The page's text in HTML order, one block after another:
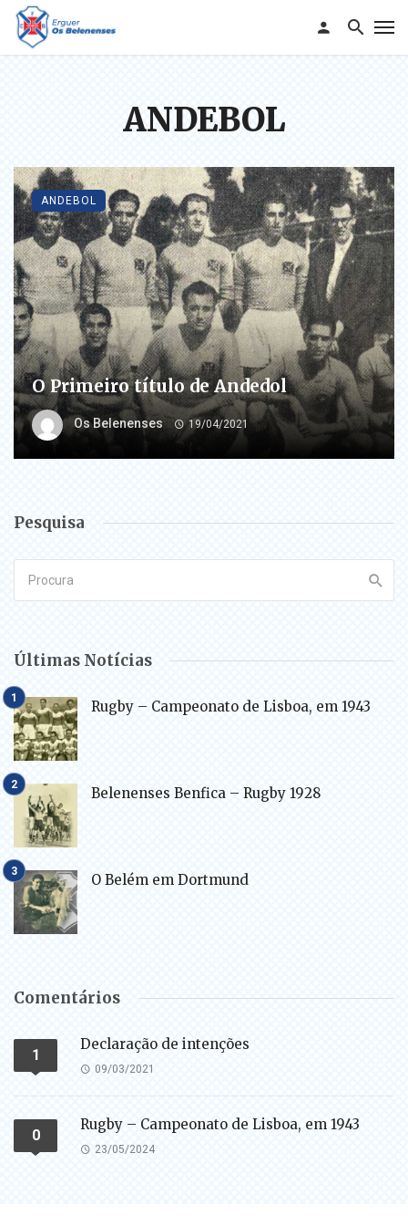
ANDEBOL
O Primeiro título de Andedol
Os Belenenses 19/04/2021
ANDEBOL
Pesquisa
Últimas Notícias
Rugby – Campeonato de Lisboa, em 1943
Belenenses Benfica – Rugby 1928
O Belém em Dortmund
Comentários
1
Declaração de intenções
09/03/2021
0
Rugby – Campeonato de Lisboa, em 1943
23/05/2024